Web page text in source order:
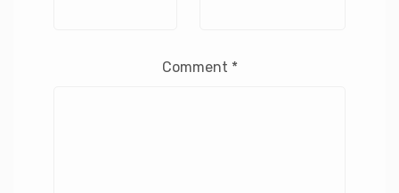
Comment *